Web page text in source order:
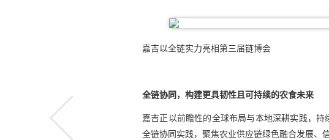
嘉吉以全链实力亮相第三届链博会
全链协同， 构建更具韧性且可持续的农食未来
嘉吉正以前瞻性的全球布局与本地深耕实践，
全链协同实践，聚焦农业供应链绿色融合发展、